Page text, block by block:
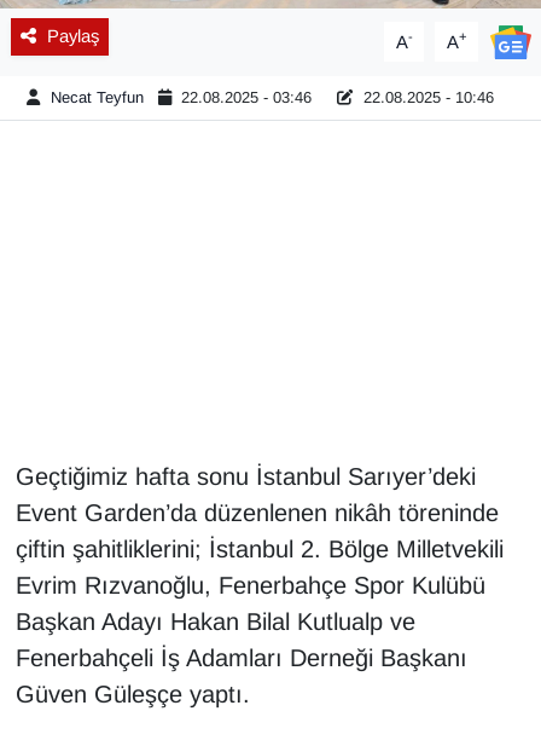
Paylaş A- A+
Necat Teyfun 22.08.2025 - 03:46 22.08.2025 - 10:46
Geçtiğimiz hafta sonu İstanbul Sarıyer’deki
Event Garden’da düzenlenen nikâh töreninde
çiftin şahitliklerini; İstanbul 2. Bölge Milletvekili
Evrim Rızvanoğlu, Fenerbahçe Spor Kulübü
Başkan Adayı Hakan Bilal Kutlualp ve
Fenerbahçeli İş Adamları Derneği Başkanı
Güven Güleşçe yaptı.
Eleman
Emlak
HABERDE İNSAN
İngilizce
Kadın
Kamu Alımları
Kim Kimdir?